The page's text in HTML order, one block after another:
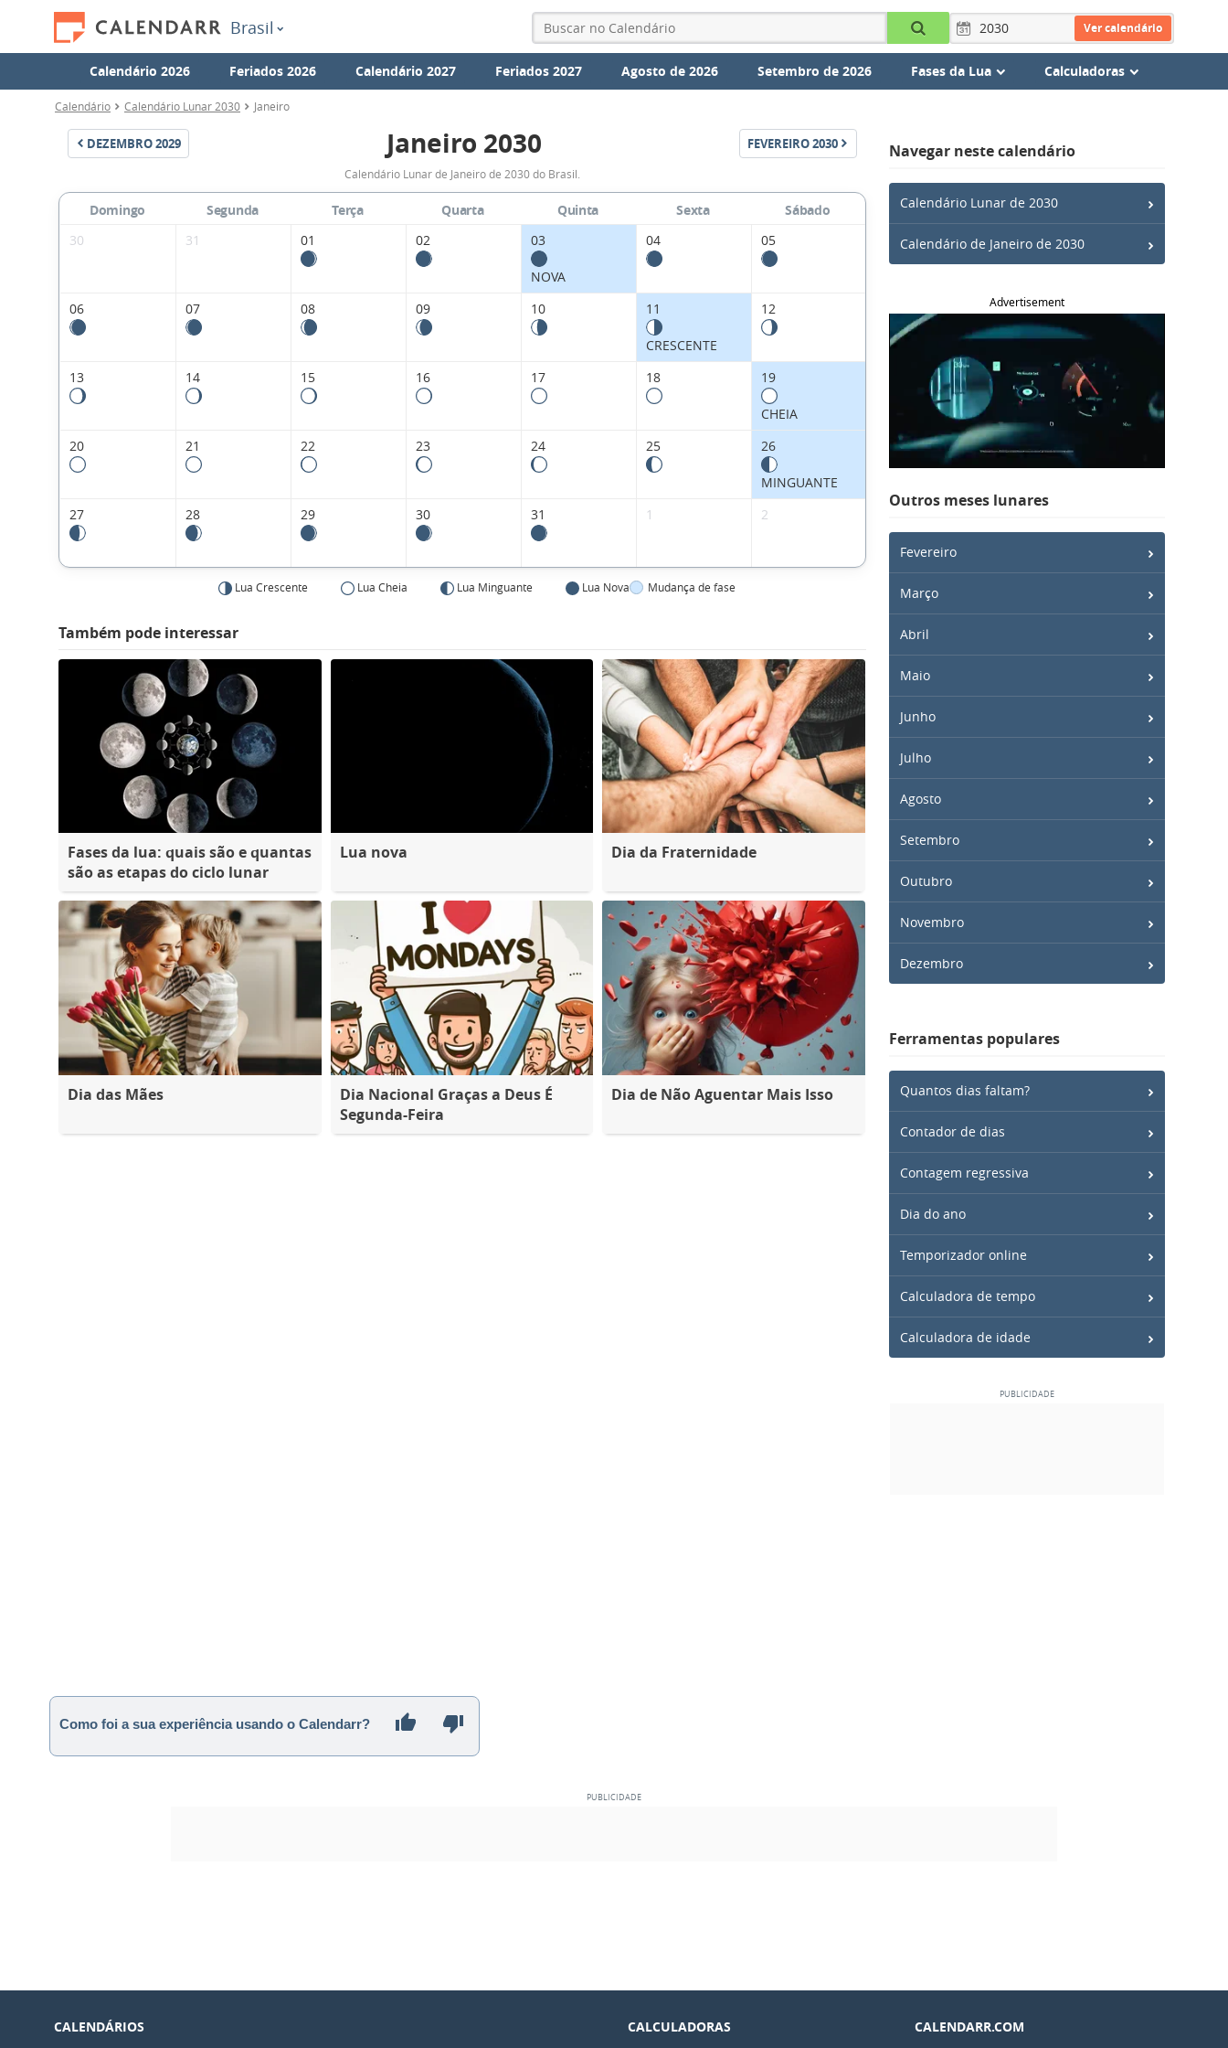
Brasil Ver calendário
Calendário 2026 Feriados 2026 Calendário 2027 Feriados 2027 Agosto de 2026 Setembro de 2026 Fases da Lua Calculadoras
Calendário Calendário Lunar 2030 Janeiro
DEZEMBRO2029
Fases
da
Lua
Janeiro
Janeiro 2030 FEVEREIRO2030
Calendário Lunar de Janeiro de 2030 do Brasil.
Domingo Segunda Terça Quarta Quinta Sexta
Sábado
30
31 01 02 03
NOVA
04 05
06 07 08 09 10 11
CRESCENTE
12
13 14 15 16 17 18 19
CHEIA
20
21 22 23 24 25 26
MINGUANTE
27
28 29 30 31 1 2
Lua Crescente Lua Cheia Lua Minguante Lua Nova Mudança de fase
Também pode interessar
Fases da lua: quais são e quantas
são as etapas do ciclo lunar
Lua nova Dia da Fraternidade
Dia das Mães
Dia Nacional Graças a Deus É
Segunda-Feira
Dia de Não Aguentar Mais Isso
Navegar neste calendário
Calendário Lunar de 2030
Calendário de Janeiro de 2030
Advertisement
Outros meses lunares
Fevereiro
Março
Abril
Maio
Junho
Julho
Agosto
Setembro
Outubro
Novembro
Dezembro
Ferramentas populares
Quantos dias faltam?
Contador de dias
Contagem regressiva
Dia do ano
Temporizador online
Calculadora de tempo
Calculadora de idade
Como foi a sua experiência usando o Calendarr?
CALENDÁRIOS CALCULADORAS CALENDARR.COM